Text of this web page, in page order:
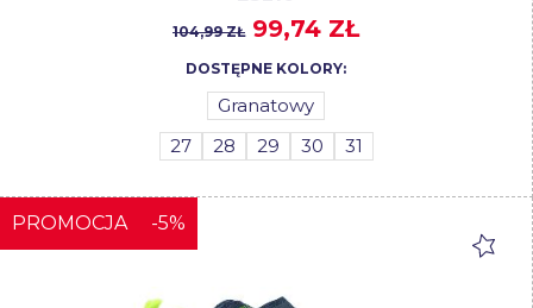
104,99 ZŁ 99,74 ZŁ
DOSTĘPNE KOLORY:
Granatowy
27
28 29 30 31
PROMOCJA -5%